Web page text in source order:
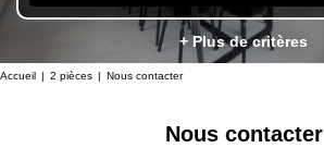
+ Plus de critères
Accueil 2 pièces Nous contacter
Nous contacter